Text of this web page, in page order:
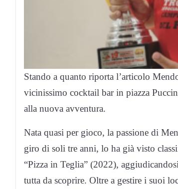
Stando a quanto riporta l’articolo
vicinissimo cocktail bar in piazza
alla nuova avventura.
Nata quasi per gioco, la passione di
giro di soli tre anni, lo ha già visto
“Pizza in Teglia” (2022),
tutta da scoprire. Oltre a gestire i suoi